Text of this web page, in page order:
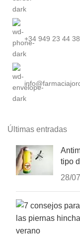
+34 949 23 44 38
Últimas entradas
tipo
28/